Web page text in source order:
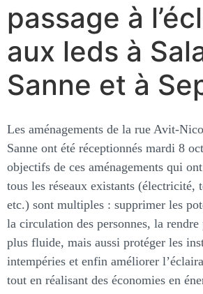
passage à
aux leds à
Sanne et à
Les aménagements de la rue Avit-
Sanne ont été réceptionnés mardi 8
objectifs de ces aménagements qui
tous les réseaux existants (électricité,
etc.) sont multiples : supprimer les
la circulation des personnes, la rendre
plus fluide, mais aussi protéger les
intempéries et enfin améliorer
tout en réalisant des économies en